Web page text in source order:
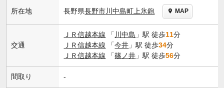
所在地 長野県長野市川中島町上氷鉋 MAP
交通
ＪＲ信越本線 「 川中島 」駅 徒歩11分
ＪＲ信越本線 「今井 」駅 徒歩34分
ＪＲ信越本線 「篠ノ井 」駅 徒歩56分
間取り -